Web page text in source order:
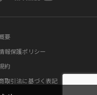
要
報保護ポリシー
約
取引法に基づく表記